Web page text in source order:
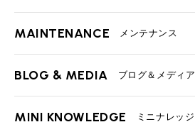
TOP
必要書類
MAINTENANCE メンテナンス
TOP
BLOG & MEDIA ブログ＆メディア
TOP
MINI KNOWLEDGE ミニナレッジ